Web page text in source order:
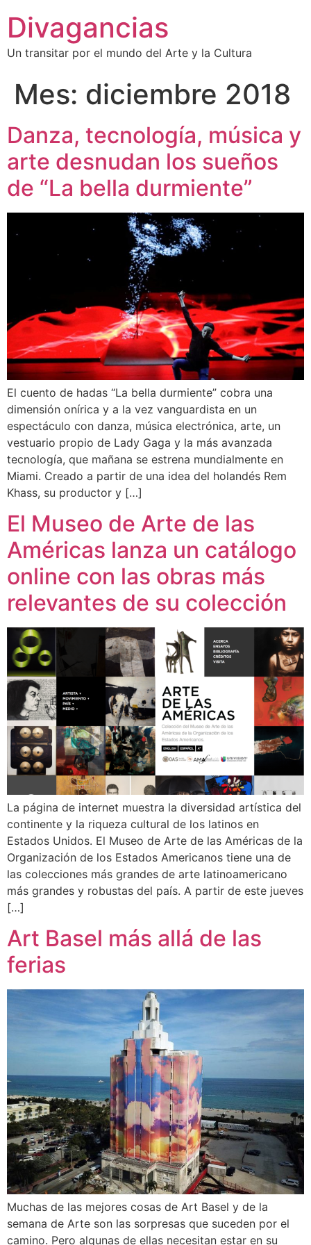
Divagancias
Un transitar por el mundo del Arte y la Cultura
Mes: diciembre 2018
Danza, tecnología, música y
arte desnudan los sueños
de “La bella durmiente”
El cuento de hadas “La bella durmiente” cobra una
dimensión onírica y a la vez vanguardista en un
espectáculo con danza, música electrónica, arte, un
vestuario propio de Lady Gaga y la más avanzada
tecnología, que mañana se estrena mundialmente en
Miami. Creado a partir de una idea del holandés Rem
Khass, su productor y […]
El Museo de Arte de las
Américas lanza un catálogo
online con las obras más
relevantes de su colección
La página de internet muestra la diversidad artística del
continente y la riqueza cultural de los latinos en
Estados Unidos. El Museo de Arte de las Américas de la
Organización de los Estados Americanos tiene una de
las colecciones más grandes de arte latinoamericano
más grandes y robustas del país. A partir de este jueves
[…]
Art Basel más allá de las
ferias
Muchas de las mejores cosas de Art Basel y de la
semana de Arte son las sorpresas que suceden por el
camino. Pero algunas de ellas necesitan estar en su